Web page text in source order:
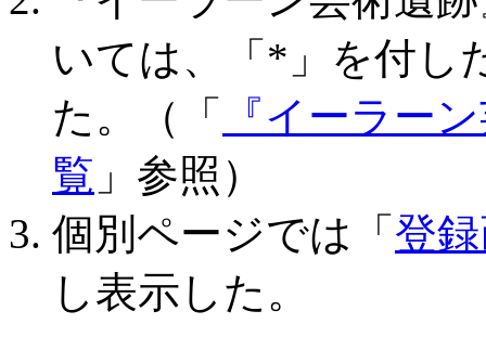
いては、「*」を付し
た。（「
『イーラー
覧 」参照）
個別ページでは「 登
し表示した。